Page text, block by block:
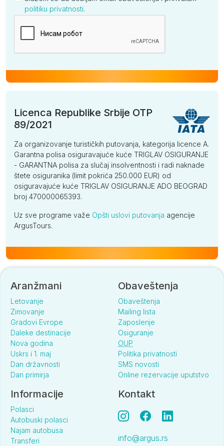
politiku privatnosti.
Licenca Republike Srbije OTP
89/2021
Za organizovanje turističkih putovanja, kategorija licence A.
Garantna polisa osiguravajuće kuće TRIGLAV OSIGURANJE
- GARANTNA polisa za slučaj insolventnosti i radi naknade
štete osiguranika (limit pokrića 250.000 EUR) od
osiguravajuće kuće TRIGLAV OSIGURANJE ADO BEOGRAD
broj 470000065393.
Uz sve programe važe Opšti uslovi putovanja agencije
ArgusTours.
Aranžmani
Letovanje
Zimovanje
Gradovi Evrope
Daleke destinacije
Nova godina
Uskrs i 1. maj
Dan državnosti
Dan primirja
Obaveštenja
Obaveštenja
Mailing lista
Zaposlenje
Osiguranje
OUP
Politika privatnosti
SMS novosti
Online rezervacije uputstvo
Informacije
Polasci
Autobuski polasci
Najam autobusa
Transferi
Kontakt
info@argus.rs